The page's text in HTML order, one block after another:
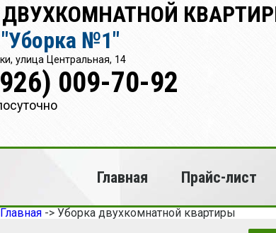
№1"
улица Центральная, 14
009-70-92
Главная Прайс-лист
Главная-> Уборка двухкомнатной квартиры